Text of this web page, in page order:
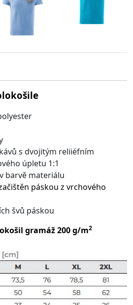
s dvojitým reliiéfním
úpletu 1:1
barvě materiálu
páskou z vrchového
švů páskou
gramáž 200 g/m2